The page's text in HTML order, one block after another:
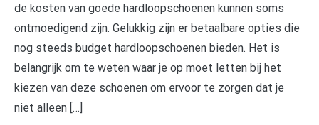
de kosten van goede hardloopschoenen kunnen soms
ontmoedigend zijn. Gelukkig zijn er betaalbare opties die
nog steeds budget hardloopschoenen bieden. Het is
belangrijk om te weten waar je op moet letten bij het
kiezen van deze schoenen om ervoor te zorgen dat je
niet alleen […]